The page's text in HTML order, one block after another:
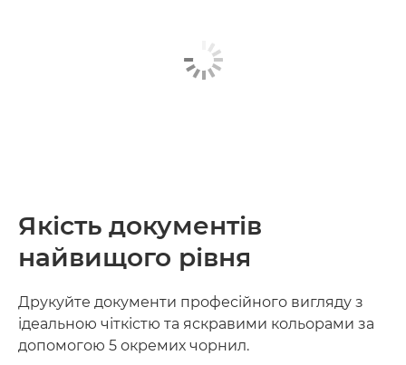
Якість документів
найвищого рівня
Друкуйте документи професійного вигляду з
ідеальною чіткістю та яскравими кольорами за
допомогою 5 окремих чорнил.